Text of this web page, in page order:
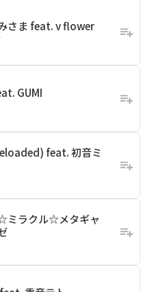
さま feat. v flower
GUMI
feat. 初音ミ
ミラクル☆メタギャ